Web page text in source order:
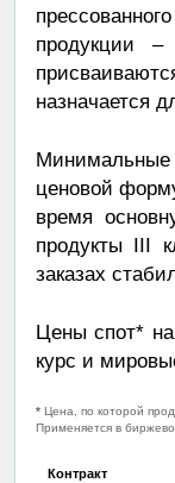
продукции
назначается
Минимальные
ценовой
время
продукты III
заказах
Цены спот*
курс и
*Цена, по которой
Применяется в
Контракт